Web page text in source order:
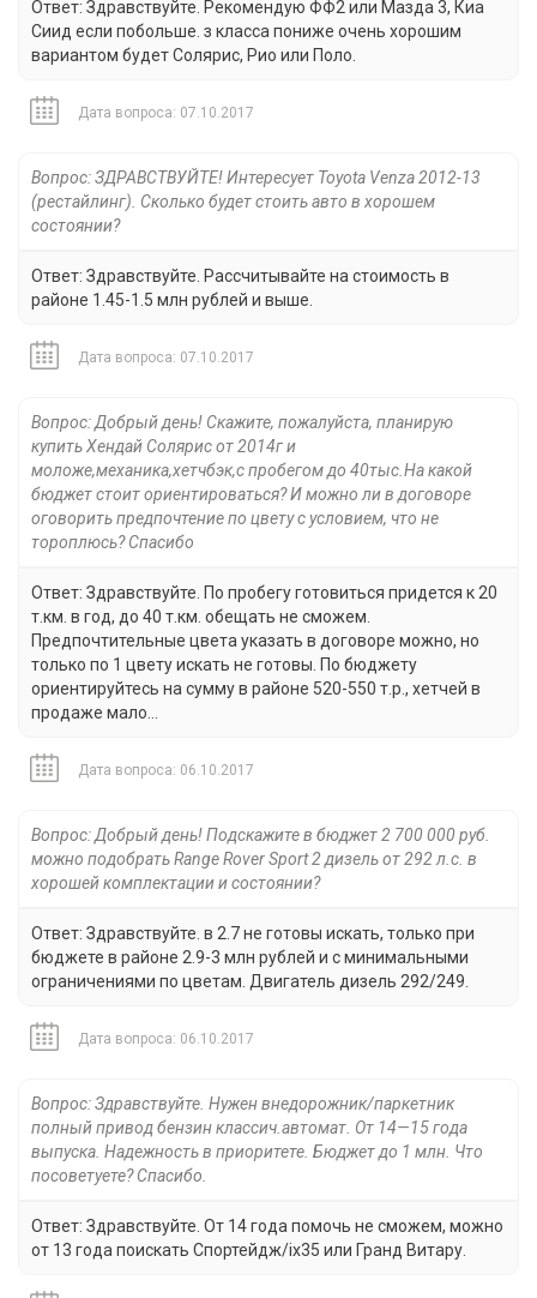
Ответ: Здравствуйте. Рекомендую ФФ2 или Мазда 3, Киа
Сиид если побольше. з класса пониже очень хорошим
вариантом будет Солярис, Рио или Поло.
Дата вопроса: 07.10.2017
Вопрос: ЗДРАВСТВУЙТЕ! Интересует Toyota Venza 2012-13
(рестайлинг). Сколько будет стоить авто в хорошем
состоянии?
Ответ: Здравствуйте. Рассчитывайте на стоимость в
районе 1.45-1.5 млн рублей и выше.
Дата вопроса: 07.10.2017
Вопрос: Добрый день! Скажите, пожалуйста, планирую
купить Хендай Солярис от 2014г и
моложе,механика,хетчбэк,с пробегом до 40тыс.На какой
бюджет стоит ориентироваться? И можно ли в договоре
оговорить предпочтение по цвету с условием, что не
тороплюсь? Спасибо
Ответ: Здравствуйте. По пробегу готовиться придется к 20
т.км. в год, до 40 т.км. обещать не сможем.
Предпочтительные цвета указать в договоре можно, но
только по 1 цвету искать не готовы. По бюджету
ориентируйтесь на сумму в районе 520-550 т.р., хетчей в
продаже мало...
Дата вопроса: 06.10.2017
Вопрос: Добрый день! Подскажите в бюджет 2 700 000 руб.
можно подобрать Range Rover Sport 2 дизель от 292 л.с. в
хорошей комплектации и состоянии?
Ответ: Здравствуйте. в 2.7 не готовы искать, только при
бюджете в районе 2.9-3 млн рублей и с минимальными
ограничениями по цветам. Двигатель дизель 292/249.
Дата вопроса: 06.10.2017
Вопрос: Здравствуйте. Нужен внедорожник/паркетник
полный привод бензин классич.автомат. От 14—15 года
выпуска. Надежность в приоритете. Бюджет до 1 млн. Что
посоветуете? Спасибо.
Ответ: Здравствуйте. От 14 года помочь не сможем, можно
от 13 года поискать Спортейдж/ix35 или Гранд Витару.